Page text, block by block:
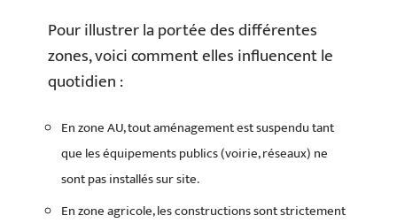
Pour illustrer la portée des différentes
zones, voici comment elles influencent le
quotidien :
En zone AU, tout aménagement est suspendu tant
que les équipements publics (voirie, réseaux) ne
sont pas installés sur site.
En zone agricole, les constructions sont strictement